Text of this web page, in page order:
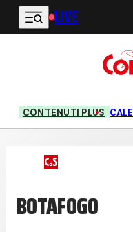
Vai al contenuto principale
LIVE
CONTENUTI PLUS
BOTAFOGO